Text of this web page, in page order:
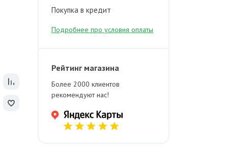
Покупка в кредит
Подробнее про условия оплаты
Рейтинг магазина
Более 2000 клиентов
рекомендуют нас!